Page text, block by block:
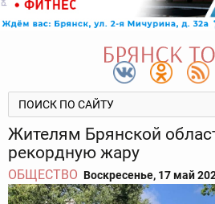
Жителям Брянской
рекордную жару
ОБЩЕСТВО Воскресенье, 17 май